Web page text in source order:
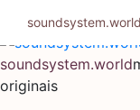
para
conteúdo
soundsystem.world
originais
soundsystem.world